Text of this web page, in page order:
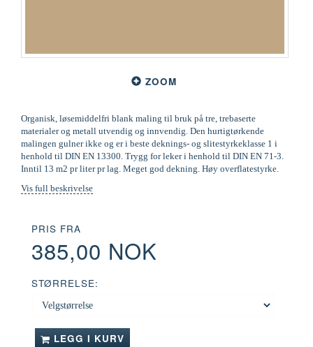
ZOOM
Organisk, løsemiddelfri blank maling til bruk på tre, trebaserte
materialer og metall utvendig og innvendig. Den hurtigtørkende
malingen gulner ikke og er i beste deknings- og slitestyrkeklasse 1 i
henhold til DIN EN 13300. Trygg for leker i henhold til DIN EN 71-3.
Inntil 13 m2 pr liter pr lag. Meget god dekning. Høy overflatestyrke.
Vis full beskrivelse
PRIS FRA
385,00 NOK
STØRRELSE:
LEGG I KURV